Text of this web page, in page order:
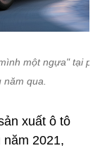
một ngựa" tại
qua.
xuất ô tô
năm 2021,